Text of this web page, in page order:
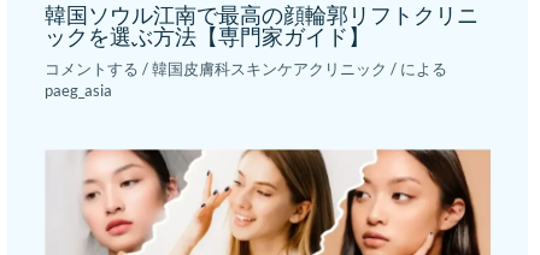
韓国ソウル江南で最高の顔輪郭リフトクリニ
ックを選ぶ方法【専門家ガイド】
コメントする /韓国皮膚科スキンケアクリニック / による
paeg_asia